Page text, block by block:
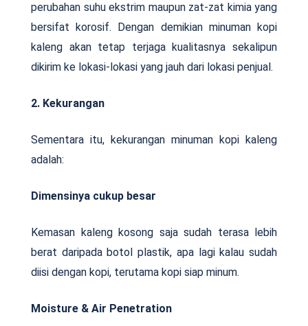
perubahan suhu ekstrim maupun zat-zat kimia yang
bersifat korosif. Dengan demikian minuman kopi
kaleng akan tetap terjaga kualitasnya sekalipun
dikirim ke lokasi-lokasi yang jauh dari lokasi penjual.
2. Kekurangan
Sementara itu, kekurangan minuman kopi kaleng
adalah:
Dimensinya cukup besar
Kemasan kaleng kosong saja sudah terasa lebih
berat daripada botol plastik, apa lagi kalau sudah
diisi dengan kopi, terutama kopi siap minum.
Moisture & Air Penetration